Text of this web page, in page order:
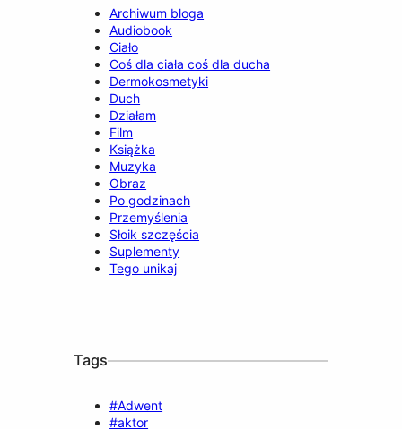
Archiwum bloga
Audiobook
Ciało
Coś dla ciała coś dla ducha
Dermokosmetyki
Duch
Działam
Film
Książka
Muzyka
Obraz
Po godzinach
Przemyślenia
Słoik szczęścia
Suplementy
Tego unikaj
Tags
#Adwent
#aktor